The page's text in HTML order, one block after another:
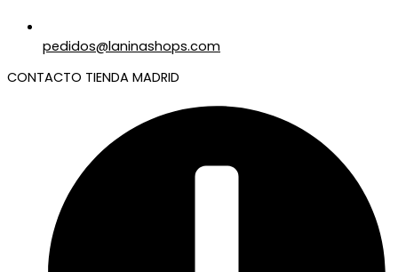
pedidos@laninashops.com
CONTACTO TIENDA MADRID